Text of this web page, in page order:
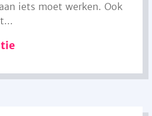
iets moet werken. Ook